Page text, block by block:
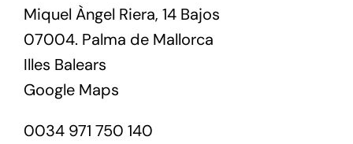
Miquel Àngel Riera, 14 Bajos
07004. Palma de Mallorca
Illes Balears
Google Maps
0034 971 750 140